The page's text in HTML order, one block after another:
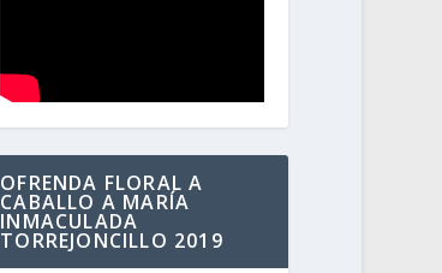
OFRENDA FLORAL A
CABALLO A MARÍA
INMACULADA
TORREJONCILLO 2019